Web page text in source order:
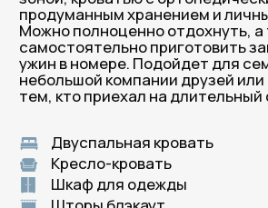
Честные слова гостей, которые нам доверились